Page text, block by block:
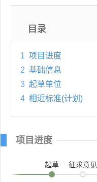
目录
1 项目进度
2 基础信息
3 起草单位
4 相近标准(计划)
项目进度
起草 征求意见